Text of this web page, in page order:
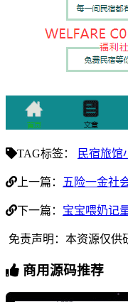
TAG标签： 民宿旅馆
上一篇： 五险一金社
下一篇： 宝宝喂奶记
免责声明：本资源仅供
商用源码推荐